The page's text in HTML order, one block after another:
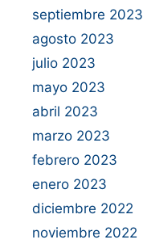
septiembre 2023
agosto 2023
julio 2023
mayo 2023
abril 2023
marzo 2023
febrero 2023
enero 2023
diciembre 2022
noviembre 2022